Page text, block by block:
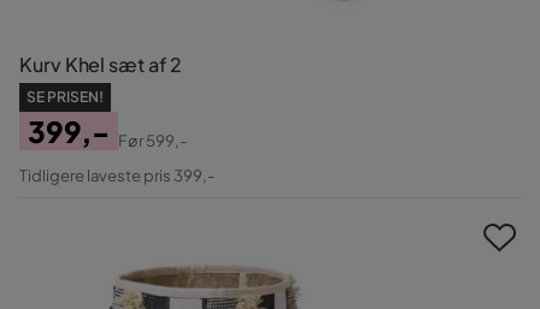
Kurv Khel sæt af 2
SE PRISEN!
Pris
399,-
Original
Før599,-
Tidligere laveste pris 399,-